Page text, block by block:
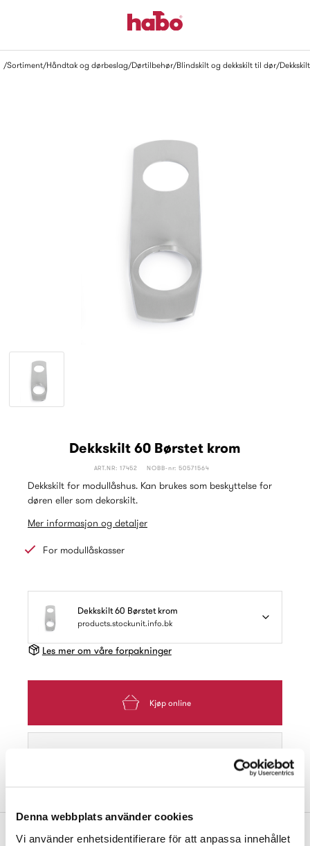
Denna webbplats använder cookies
Vi använder enhetsidentifierare för att anpassa innehållet
Sortiment Håndtak og dørbeslag Dørtilbehør Blindskilt og dekkskilt til dør Dekkskilt
Dekkskilt 60 Børstet krom
ART.NR: 17452 NOBB-nr: 50571564
Dekkskilt for modullåshus. Kan brukes som beskyttelse for
døren eller som dekorskilt.
Mer informasjon og detaljer
For modullåskasser
Dekkskilt 60 Børstet krom
products.stockunit.info.bk
Les mer om våre forpakninger
Kjøp online
Produktbeskrivelse